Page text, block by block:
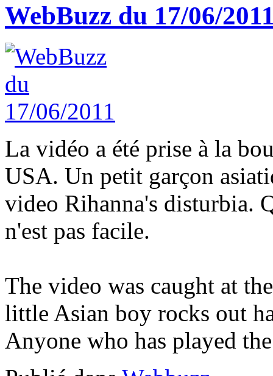
WebBuzz du 17/06/
La vidéo a été prise à la
USA. Un petit garçon
video Rihanna's disturbia.
n'est pas facile.
The video was caught at
little Asian boy rocks out
Anyone who has played